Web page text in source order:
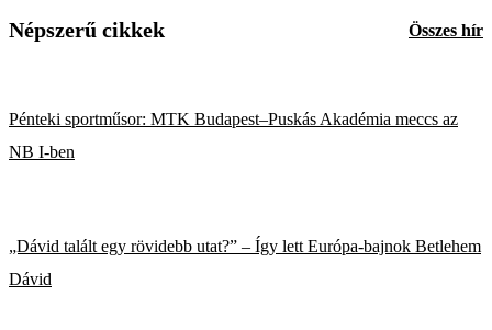
Népszerű cikkek Összes hír
Pénteki sportműsor: MTK Budapest–Puskás Akadémia meccs az
NB I-ben
„Dávid talált egy rövidebb utat?” – Így lett Európa-bajnok Betlehem
Dávid